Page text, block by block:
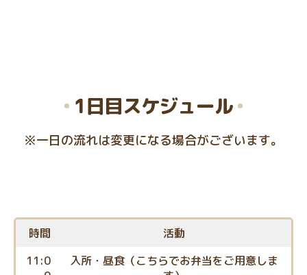
1日目スケジュール
※一日の流れは変更になる場合がございます。
時間
活動
11:0
入所・昼食（こちらでお弁当をご用意しま